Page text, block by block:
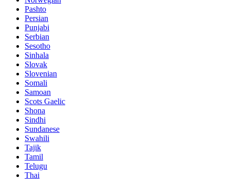
Pashto
Persian
Punjabi
Serbian
Sesotho
Sinhala
Slovak
Slovenian
Somali
Samoan
Scots Gaelic
Shona
Sindhi
Sundanese
Swahili
Tajik
Tamil
Telugu
Thai